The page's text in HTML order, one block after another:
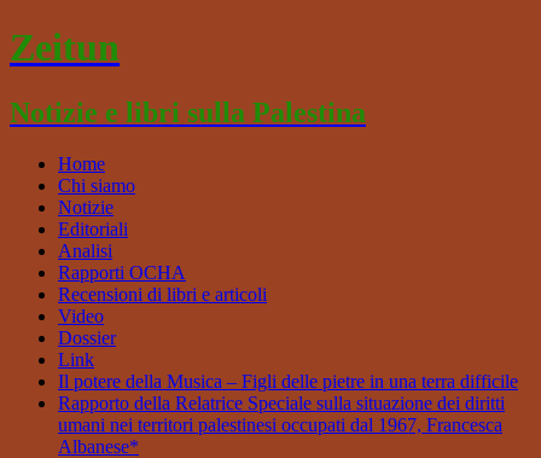
Zeitun
Notizie e libri sulla Palestina
Home
Chi siamo
Notizie
Editoriali
Analisi
Rapporti OCHA
Recensioni di libri e articoli
Video
Dossier
Link
Il potere della Musica – Figli delle pietre in una terra difficile
Rapporto della Relatrice Speciale sulla situazione dei diritti
umani nei territori palestinesi occupati dal 1967, Francesca
Albanese*